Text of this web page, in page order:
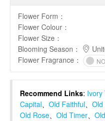
Flower Form ：
Flower Colour ：
Flower Size ：
Blooming Season ：
Flower Fragrance ： NO
Recommend Links: Ivory
Capital、 Old Faithful、 Old
Old Rose、 Old Timer、